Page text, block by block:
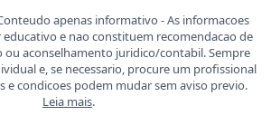
apenas informativo - As informacoes
e nao constituem recomendacao de
aconselhamento juridico/contabil. Sempre
e, se necessario, procure um profissional
e condicoes podem mudar sem aviso previo.
Leia mais.